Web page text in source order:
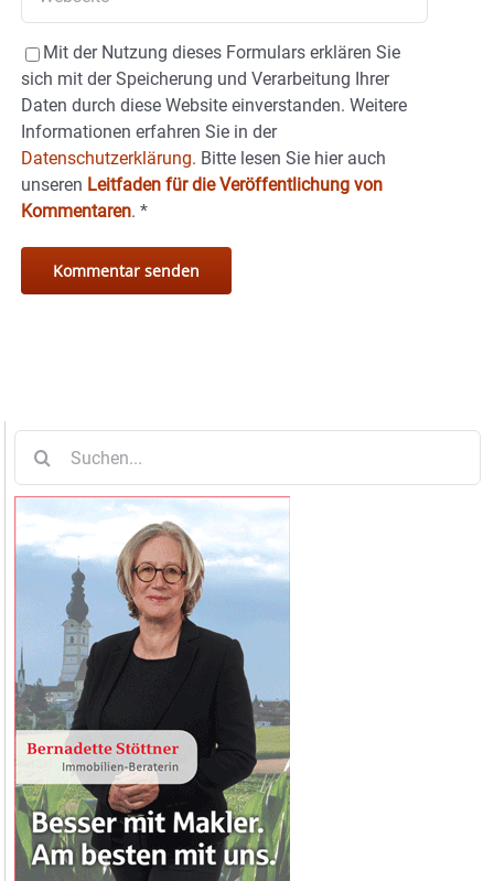
Mit der Nutzung dieses Formulars erklären Sie
sich mit der Speicherung und Verarbeitung Ihrer
Daten durch diese Website einverstanden. Weitere
Informationen erfahren Sie in der
Datenschutzerklärung. Bitte lesen Sie hier auch
unseren Leitfaden für die Veröffentlichung von
Kommentaren. *
nach: